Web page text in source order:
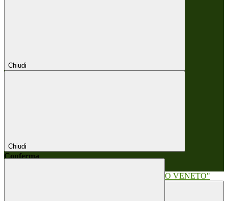
Chiudi
Chiudi
Conferma